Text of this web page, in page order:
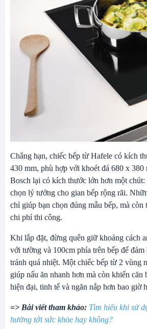
Chẳng hạn, chiếc bếp từ Hafele có kích
430 mm, phù hợp với khoét đá 680 x 380
Bosch lại có kích thước lớn hơn một
chọn lý tưởng cho gian bếp rộng rãi.
chỉ giúp bạn chọn đúng mẫu bếp, mà còn
chi phí thi công.
Khi lắp đặt, đừng quên giữ khoảng cách
với tường và 100cm phía trên bếp để đảm
tránh quá nhiệt. Một chiếc bếp từ 2 vùng
giúp nấu ăn nhanh hơn mà còn khiến căn
hiện đại, tinh tế và ngăn nắp hơn bao giờ
=> Bài viết tham khảo: Tìm hiểu khi sử
hưởng tới sức khỏe hay không?